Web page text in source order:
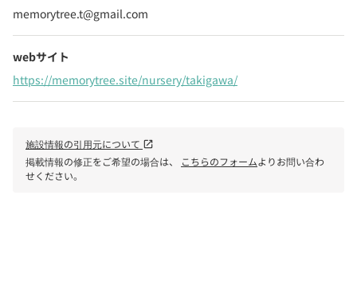
memorytree.t@gmail.com
webサイト
https://memorytree.site/nursery/takigawa/
施設情報の引用元について open_in_new
掲載情報の修正をご希望の場合は、 こちらのフォームよりお問い合わ
せください。